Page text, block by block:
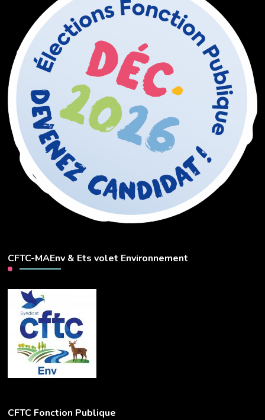
CFTC-MAEnv & Ets volet Environnement
CFTC Fonction Publique